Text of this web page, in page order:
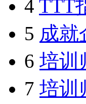
4 TTT
5 成就
6 培训
7 培训